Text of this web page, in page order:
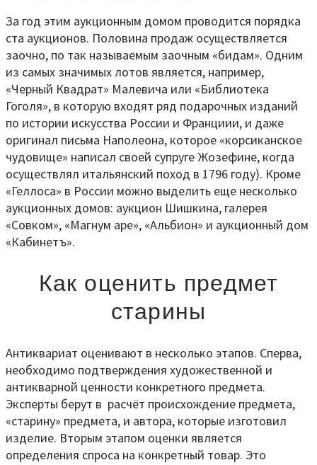
За год этим аукционным домом проводится порядка
ста аукционов. Половина продаж осуществляется
заочно, по так называемым заочным «бидам». Одним
из самых значимых лотов является, например,
«Черный Квадрат» Малевича или «Библиотека
Гоголя», в которую входят ряд подарочных изданий
по истории искусства России и Франциии, и даже
оригинал письма Наполеона, которое «корсиканское
чудовище» написал своей супруге Жозефине, когда
осуществлял итальянский поход в 1796 году). Кроме
«Геллоса» в России можно выделить еще несколько
аукционных домов: аукцион Шишкина, галерея
«Совком», «Магнум аре», «Альбион» и аукционный дом
«Кабинетъ».
Как оценить предмет
старины
Антиквариат оценивают в несколько этапов. Сперва,
необходимо подтверждения художественной и
антикварной ценности конкретного предмета.
Эксперты берут в расчёт происхождение предмета,
«старину» предмета, и автора, которые изготовил
изделие. Вторым этапом оценки является
определения спроса на конкретный товар. Это